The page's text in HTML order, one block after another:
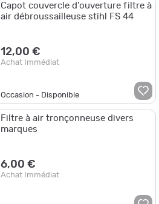
Capot couvercle d'ouverture filtre à
air débroussailleuse stihl FS 44
12,00 €
Achat Immédiat
Occasion - Disponible
Filtre à air tronçonneuse divers
marques
6,00 €
Achat Immédiat